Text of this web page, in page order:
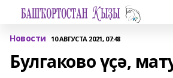
Новости 10 АВГУСТА 2021, 07:48
Булгаково үҫә,